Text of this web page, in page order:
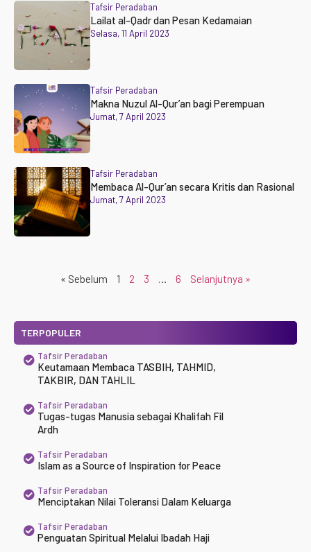
Tafsir Peradaban
Lailat al-Qadr dan Pesan Kedamaian
Selasa, 11 April 2023
Tafsir Peradaban
Makna Nuzul Al-Qur’an bagi Perempuan
Jumat, 7 April 2023
Tafsir Peradaban
Membaca Al-Qur’an secara Kritis dan Rasional
Jumat, 7 April 2023
« Sebelum 1 2 3 … 6 Selanjutnya »
TERPOPULER
Tafsir Peradaban
Keutamaan Membaca TASBIH, TAHMID,
TAKBIR, DAN TAHLIL
Tafsir Peradaban
Tugas-tugas Manusia sebagai Khalifah Fil
Ardh
Tafsir Peradaban
Islam as a Source of Inspiration for Peace
Tafsir Peradaban
Menciptakan Nilai Toleransi Dalam Keluarga
Tafsir Peradaban
Penguatan Spiritual Melalui Ibadah Haji